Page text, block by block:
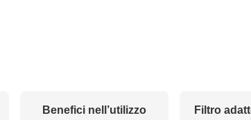
Benefici nell’utilizzo
Filtro